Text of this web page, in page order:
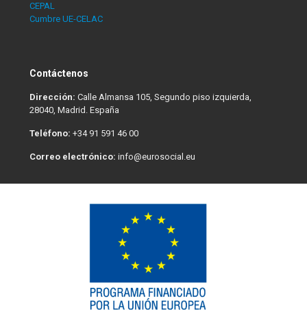
CEPAL
Cumbre UE-CELAC
Contáctenos
Dirección: Calle Almansa 105, Segundo piso izquierda,
28040, Madrid. España
Teléfono: +34 91 591 46 00
Correo electrónico: info@eurosocial.eu